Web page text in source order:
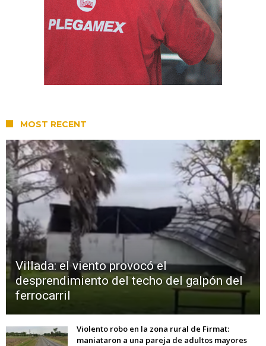
MOST RECENT
Villada: el viento provocó el
desprendimiento del techo del galpón del
ferrocarril
Violento robo en la zona rural de Firmat:
maniataron a una pareja de adultos mayores